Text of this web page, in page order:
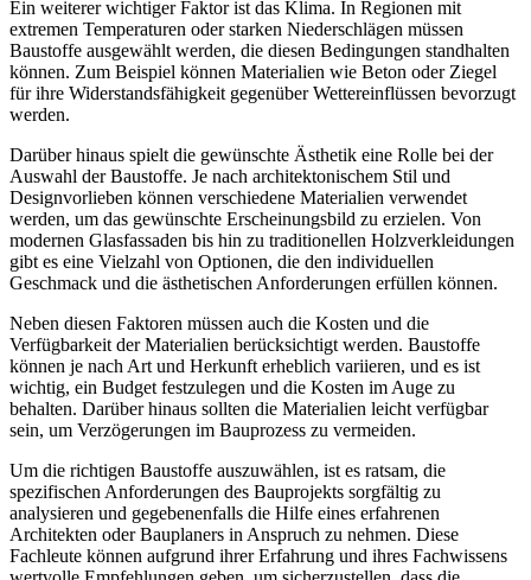
Ein weiterer wichtiger Faktor ist das Klima. In Regionen mit
extremen Temperaturen oder starken Niederschlägen müssen
Baustoffe ausgewählt werden, die diesen Bedingungen standhalten
können. Zum Beispiel können Materialien wie Beton oder Ziegel
für ihre Widerstandsfähigkeit gegenüber Wettereinflüssen bevorzugt
werden.
Darüber hinaus spielt die gewünschte Ästhetik eine Rolle bei der
Auswahl der Baustoffe. Je nach architektonischem Stil und
Designvorlieben können verschiedene Materialien verwendet
werden, um das gewünschte Erscheinungsbild zu erzielen. Von
modernen Glasfassaden bis hin zu traditionellen Holzverkleidungen
gibt es eine Vielzahl von Optionen, die den individuellen
Geschmack und die ästhetischen Anforderungen erfüllen können.
Neben diesen Faktoren müssen auch die Kosten und die
Verfügbarkeit der Materialien berücksichtigt werden. Baustoffe
können je nach Art und Herkunft erheblich variieren, und es ist
wichtig, ein Budget festzulegen und die Kosten im Auge zu
behalten. Darüber hinaus sollten die Materialien leicht verfügbar
sein, um Verzögerungen im Bauprozess zu vermeiden.
Um die richtigen Baustoffe auszuwählen, ist es ratsam, die
spezifischen Anforderungen des Bauprojekts sorgfältig zu
analysieren und gegebenenfalls die Hilfe eines erfahrenen
Architekten oder Bauplaners in Anspruch zu nehmen. Diese
Fachleute können aufgrund ihrer Erfahrung und ihres Fachwissens